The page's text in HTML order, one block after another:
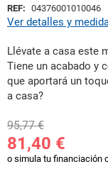
Ver detalles y
REF: 04376001010046
Llévate a casa este
Tiene un acabado y
que aportará un
a casa?
81,40 €
95,77 €
o simula tu financiación